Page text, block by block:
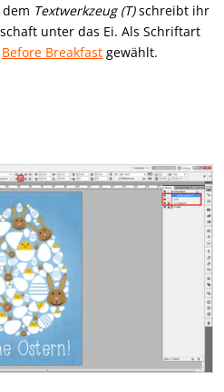
Textwerkzeug (T)schreibt ihr
unter das Ei. Als Schriftart
Before Breakfast gewählt.